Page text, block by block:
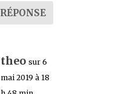
RÉPONSE
theo sur 6
mai 2019 à 18